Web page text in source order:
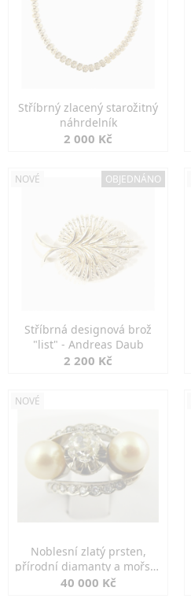
Stříbrný zlacený starožitný
náhrdelník
2 000 Kč
NOVÉ OBJEDNÁNO
Stříbrná designová brož
"list" - Andreas Daub
2 200 Kč
NOVÉ
Noblesní zlatý prsten,
přírodní diamanty a mořské
perly
40 000 Kč